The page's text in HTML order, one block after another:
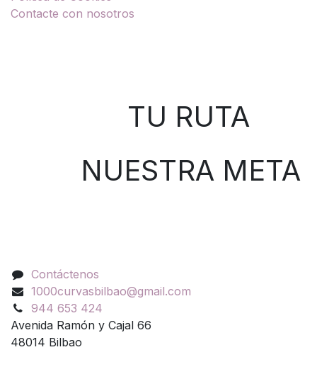
Contacte con nosotros
TU RUTA
NUESTRA META
Contáctenos
1000curvasbilbao@gmail.com
944 653 424
Avenida Ramón y Cajal 66
48014 Bilbao